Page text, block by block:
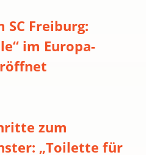
SC Freiburg:
im Europa-
zum
„Toilette für